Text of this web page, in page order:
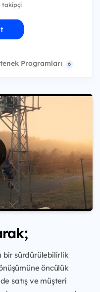
takipçi
Programları 6
bir sürdürülebilirlik
öncülük
satış ve müşteri